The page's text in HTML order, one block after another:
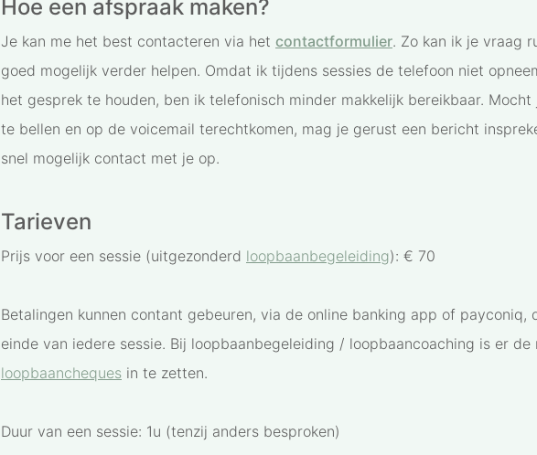
Hoe een afspraak maken?
Je kan me het best contacteren via het contactformulier. Zo kan ik je vraag
goed mogelijk verder helpen. Omdat ik tijdens sessies de telefoon niet
het gesprek te houden, ben ik telefonisch minder makkelijk bereikbaar.
te bellen en op de voicemail terechtkomen, mag je gerust een bericht
snel mogelijk contact met je op.
Tarieven
Prijs voor een sessie (uitgezonderd loopbaanbegeleiding): € 70
Betalingen kunnen contant gebeuren, via de online banking app of payconiq,
einde van iedere sessie. Bij loopbaanbegeleiding / loopbaancoaching is er de
loopbaancheques in te zetten.
Duur van een sessie: 1u (tenzij anders besproken)